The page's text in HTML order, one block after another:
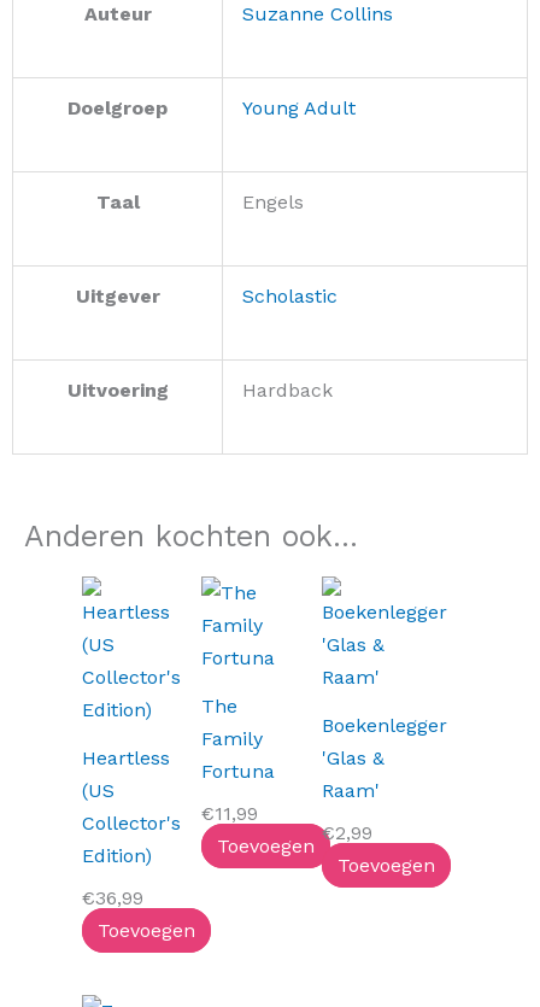
Auteur Suzanne Collins
Doelgroep Young Adult
Taal Engels
Uitgever Scholastic
Uitvoering Hardback
Anderen kochten ook...
Heartless
(US
Collector's
Edition)
€36,99
Toevoegen
The
Family
Fortuna
€11,99
Toevoegen
Boekenlegger
'Glas &
Raam'
€2,99
Toevoegen